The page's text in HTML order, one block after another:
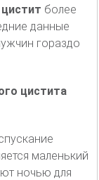
более
данные
гораздо
цистита
маленький
ночью для